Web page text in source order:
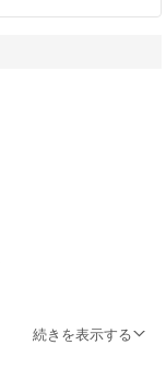
続きを表示する